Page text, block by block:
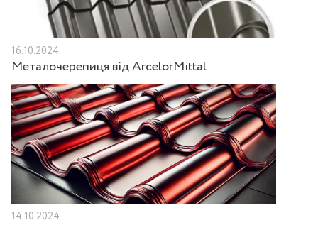
16.10.2024
Металочерепиця від ArcelorMittal
14.10.2024